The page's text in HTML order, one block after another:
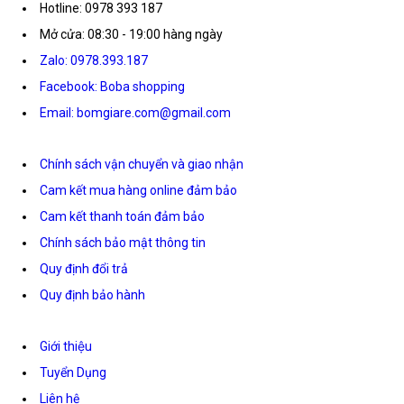
Hotline: 0978 393 187
Mở cửa: 08:30 - 19:00 hàng ngày
Zalo: 0978.393.187
Facebook: Boba shopping
Email: bomgiare.com@gmail.com
Chính sách vận chuyển và giao nhận
Cam kết mua hàng online đảm bảo
Cam kết thanh toán đảm bảo
Chính sách bảo mật thông tin
Quy định đổi trả
Quy định bảo hành
Giới thiệu
Tuyển Dụng
Liên hệ